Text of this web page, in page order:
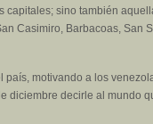
sino también
Casimiro, Barbacoas, San
motivando a los
diciembre decirle al mundo